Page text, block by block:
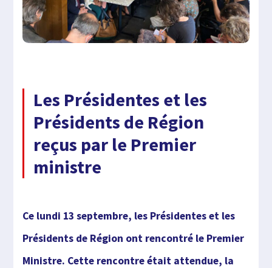
Les Présidentes et les
Présidents de Région
reçus par le Premier
ministre
Ce lundi 13 septembre, les Présidentes et les
Présidents de Région ont rencontré le Premier
Ministre. Cette rencontre était attendue, la